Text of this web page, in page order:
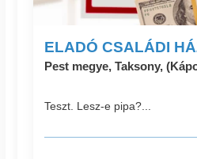
ELADÓ CSALÁDI
Pest megye, Taksony,
Teszt. Lesz-e pipa?...